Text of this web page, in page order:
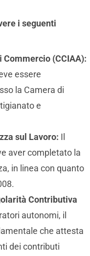
i seguenti
(CCIAA):
essere
la Camera di
e
sul Lavoro: Il
aver completato la
in linea con quanto
Contributiva
autonomi, il
che attesta
dei contributi